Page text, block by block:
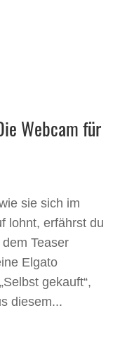
Webcam für
sie sich im
lohnt, erfährst du
Teaser
Elgato
gekauft“,
diesem...